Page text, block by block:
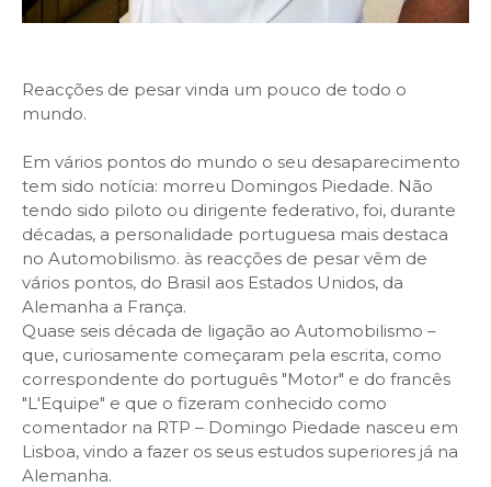
Reacções de pesar vinda um pouco de todo o
mundo.
Em vários pontos do mundo o seu desaparecimento
tem sido notícia: morreu Domingos Piedade. Não
tendo sido piloto ou dirigente federativo, foi, durante
décadas, a personalidade portuguesa mais destaca
no Automobilismo. às reacções de pesar vêm de
vários pontos, do Brasil aos Estados Unidos, da
Alemanha a França.
Quase seis década de ligação ao Automobilismo –
que, curiosamente começaram pela escrita, como
correspondente do português "Motor" e do francês
"L'Equipe" e que o fizeram conhecido como
comentador na RTP – Domingo Piedade nasceu em
Lisboa, vindo a fazer os seus estudos superiores já na
Alemanha.